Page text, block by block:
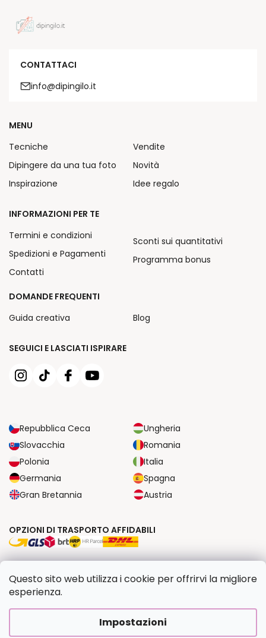
Questo sito web utilizza i cookie per offrirvi la migliore
esperienza.
Impostazioni
CONTATTACI
info@dipingilo.it
SEGUICI E LASCIATI ISPIRARE
Repubblica Ceca
Ungheria
Slovacchia
Romania
Polonia
Italia
Germania
Spagna
Gran Bretannia
Austria
MENU
Tecniche
Dipingere da una tua foto
Inspirazione
Vendite
Novità
Idee regalo
INFORMAZIONI PER TE
Termini e condizioni
Spedizioni e Pagamenti
Contatti
Sconti sui quantitativi
Programma bonus
DOMANDE FREQUENTI
Guida creativa
Blog
OPZIONI DI TRASPORTO AFFIDABILI
Creato da Shoptet Premium|UpraviloFV STUDIO
Copyright 2026Dipingilo.it. Tutti i diritti riservati.